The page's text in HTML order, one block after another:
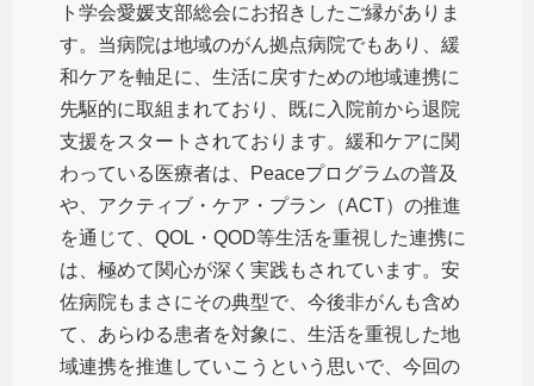
ト学会愛媛支部総会にお招きしたご縁がありま
す。当病院は地域のがん拠点病院でもあり、緩
和ケアを軸足に、生活に戻すための地域連携に
先駆的に取組まれており、既に入院前から退院
支援をスタートされております。緩和ケアに関
わっている医療者は、Peaceプログラムの普及
や、アクティブ・ケア・プラン（ACT）の推進
を通じて、QOL・QOD等生活を重視した連携に
は、極めて関心が深く実践もされています。安
佐病院もまさにその典型で、今後非がんも含め
て、あらゆる患者を対象に、生活を重視した地
域連携を推進していこうという思いで、今回の